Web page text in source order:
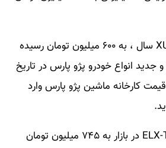
همچنین پژو پارس XU۷P سال ، به ۶۰۰ میلیون تومان رسیده
انواع خودرو پژو پارس در تاریخ
کارخانه ماشین پژو پارس وارد
همچنین پژو پارس ELX-TU۵ در بازار به ۷۴۵ میلیون تومان